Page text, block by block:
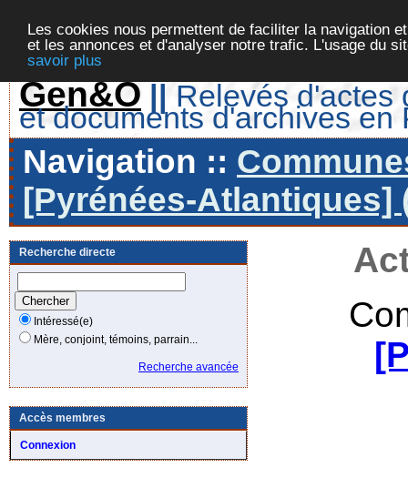
Les cookies nous permettent de faciliter la navigation
et les annonces et d'analyser notre trafic. L'usage du
savoir plus
Gen&O || Relevés d'actes
et documents d'archives en
Navigation ::
[Pyrénées-Atlantiques]
Recherche directe
Intéressé(e)
Mère, conjoint, témoins, parrain...
Recherche avancée
Accès membres
Connexion